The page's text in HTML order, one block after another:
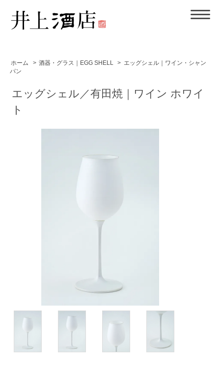
ホーム > 酒器・グラス｜EGG SHELL > エッグシェル｜ワイン・シャン
パン
エッグシェル／有田焼｜ワイン ホワイ
ト